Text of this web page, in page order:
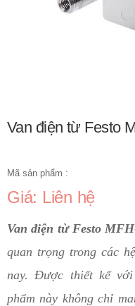
Van điện từ Festo
Mã sản phẩm :
Giá: Liên hệ
Van điện từ Festo
quan trọng trong các
nay. Được thiết kế
phẩm này không chỉ